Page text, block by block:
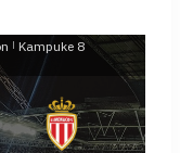
| Kampuke 8